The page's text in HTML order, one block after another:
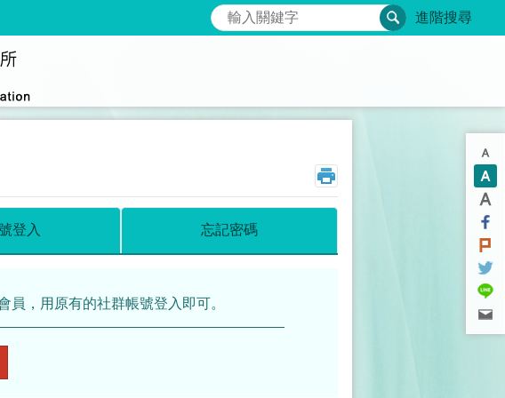
搜尋 進階搜尋
登入 忘記密碼
員，用原有的社群帳號登入即可。